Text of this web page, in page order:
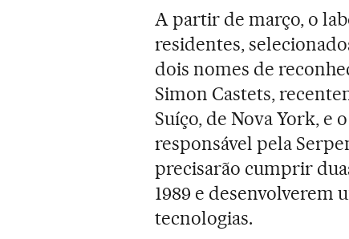
A partir de março, o
residentes,
dois nomes de
Simon Castets,
Suíço, de Nova York,
responsável pela
precisarão cumprir
1989 e desenvolverem
tecnologias.